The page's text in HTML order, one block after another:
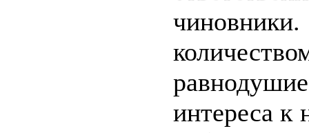
интереса к